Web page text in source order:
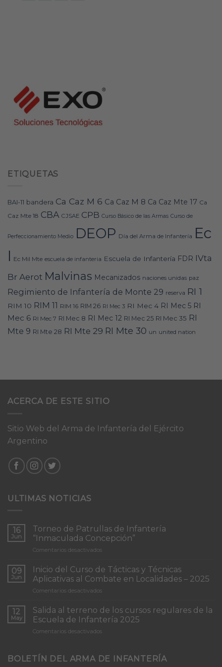
ETIQUETAS
BAI-11 bandera Ca Caz M 6 Ca Caz M 8 Ca Caz Mte 17 Ca
Caz Mte 18 CBA CJSAE CPB Curso Básico de las Armas Curso de
Perfeccionamiento Medio DEOP Día del Arma de Infantería Ec
I Ec Mil Mte escuela de infanteria Escuela de Infantería FDR IVta
Br Aerot Malvinas Mecanizados naciones unidas paz
Regimiento de Infantería de Monte 29 reserva RI 1
RIM 10 RIM 11 RIM 16 RIM 26 RI Mec 3 RI Mec 4 RI Mec 5 RI
Mec 6 RI Mec 7 RI Mec 8 RI Mec 12 RI Mec 25 RI Mec 35 RI
Mte 9 RI Mte 28 RI Mte 29 RI Mte 30 un united nation
ACERCA DE ESTE SITIO
Sitio Web del Arma de Infantería del Ejército
Argentino
ULTIMAS NOTICIAS
16
Jun
Torneo de Patrullas de Infantería
“Inmaculada Concepción”
Comentarios desactivadosen
de
Patrullas
de
Infantería
Concepción”
09
Jun
Inicio del Curso de Tácticas y Técnicas
Aplicativas al Combate en Localidades – 2025
Comentarios desactivadosen
del
Curso
de
Tácticas
Aplicativas
12
May
Salida al terreno de los cursos regulares de la
Escuela de Infantería 2025
Comentarios desactivadosen
terreno
BOLETÍN DEL ARMA DE INFANTERÍA